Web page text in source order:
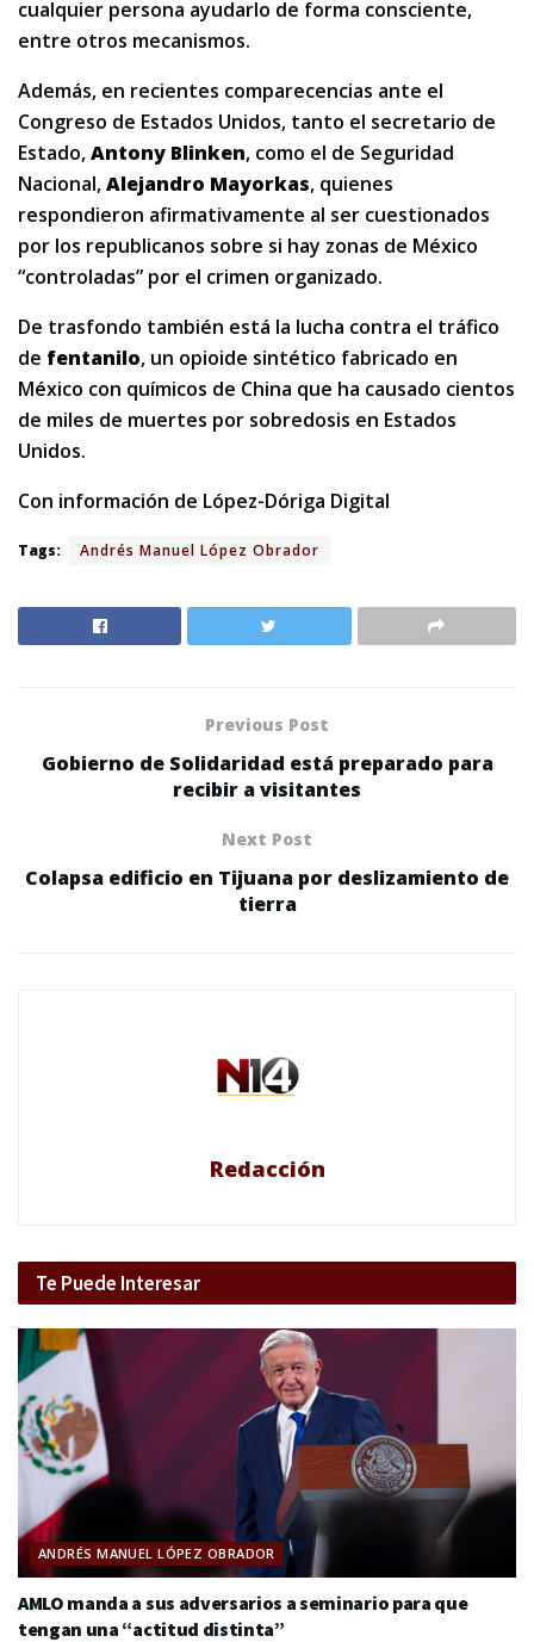
cualquier persona ayudarlo de forma consciente,
entre otros mecanismos.
Además, en recientes comparecencias ante el
Congreso de Estados Unidos, tanto el secretario de
Estado,Antony Blinken, como el de Seguridad
Nacional,Alejandro Mayorkas, quienes
respondieron afirmativamente al ser cuestionados
por los republicanos sobre si hay zonas de México
“controladas” por el crimen organizado.
De trasfondo también está la lucha contra el tráfico
de fentanilo, un opioide sintético fabricado en
México con químicos de China que ha causado cientos
de miles de muertes por sobredosis en Estados
Unidos.
Con información de López-Dóriga Digital
Tags: Andrés Manuel López Obrador
Previous Post
Gobierno de Solidaridad está preparado para
recibir a visitantes
Next Post
Colapsa edificio en Tijuana por deslizamiento de
tierra
Redacción
Te Puede Interesar
ANDRÉS MANUEL LÓPEZ OBRADOR
AMLO manda a sus adversarios a seminario para que
tengan una “actitud distinta”